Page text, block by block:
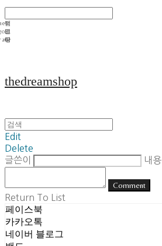
thedreamshop
Edit
Delete
글쓴이
내용
Comment
Return To List
페이스북
카카오톡
네이버 블로그